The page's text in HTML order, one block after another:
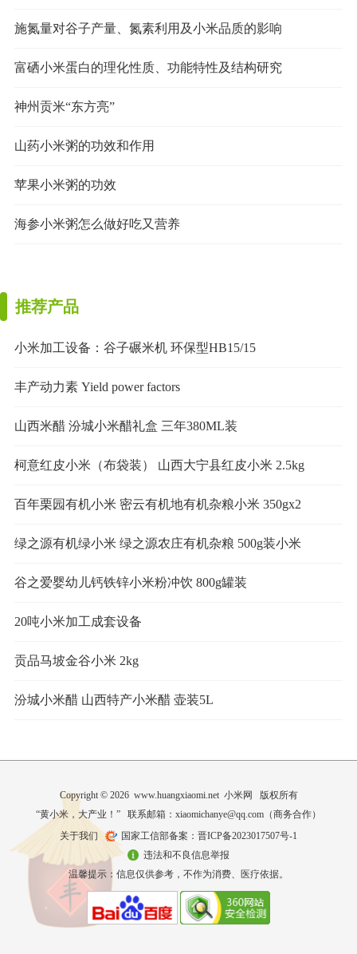
施氮量对谷子产量、氮素利用及小米品质的影响
富硒小米蛋白的理化性质、功能特性及结构研究
神州贡米“东方亮”
山药小米粥的功效和作用
苹果小米粥的功效
海参小米粥怎么做好吃又营养
推荐产品
小米加工设备：谷子碾米机 环保型HB15/15
丰产动力素 Yield power factors
山西米醋 汾城小米醋礼盒 三年380ML装
柯意红皮小米（布袋装） 山西大宁县红皮小米 2.5kg
百年栗园有机小米 密云有机地有机杂粮小米 350gx2
绿之源有机绿小米 绿之源农庄有机杂粮 500g装小米
谷之爱婴幼儿钙铁锌小米粉冲饮 800g罐装
20吨小米加工成套设备
贡品马坡金谷小米 2kg
汾城小米醋 山西特产小米醋 壶装5L
Copyright © 2026 www.huangxiaomi.net 小米网 版权所有
“黄小米，大产业！” 联系邮箱：xiaomichanye@qq.com（商务合作）
关于我们
国家工信部备案：晋ICP备2023017507号-1
违法和不良信息举报
温馨提示：信息仅供参考，不作为消费、医疗依据。